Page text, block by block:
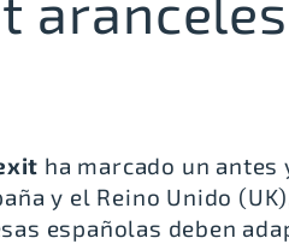
ha marcado un antes
y el Reino Unido
españolas deben